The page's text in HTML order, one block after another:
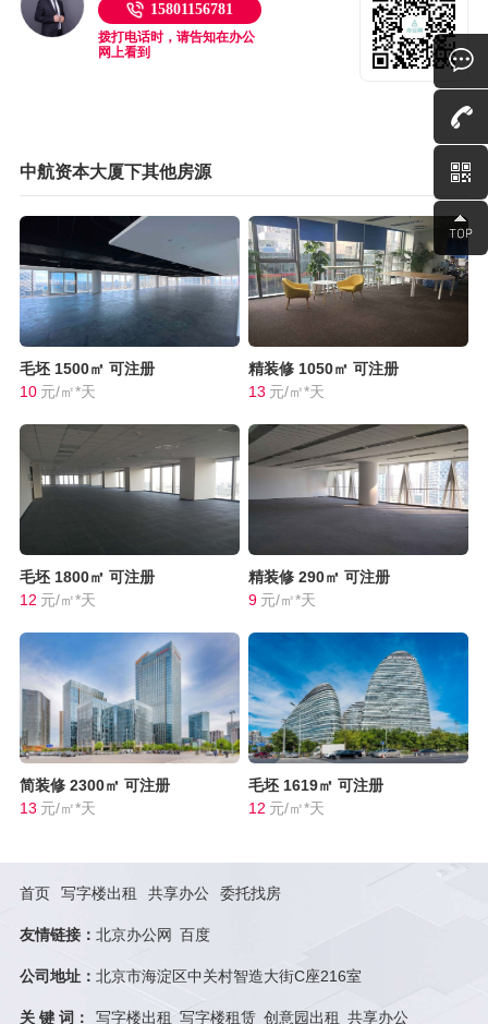
15801156781
拨打电话时，请告知在办公
网上看到
中航资本大厦下其他房源
毛坯 1500㎡ 可注册
10 元/㎡*天
精装修 1050㎡ 可注册
13 元/㎡*天
毛坯 1800㎡ 可注册
12 元/㎡*天
精装修 290㎡ 可注册
9 元/㎡*天
简装修 2300㎡ 可注册
13 元/㎡*天
毛坯 1619㎡ 可注册
12 元/㎡*天
首页 写字楼出租 共享办公 委托找房
友情链接： 北京办公网 百度
公司地址： 北京市海淀区中关村智造大街C座216室
关 键 词： 写字楼出租 写字楼租赁 创意园出租 共享办公